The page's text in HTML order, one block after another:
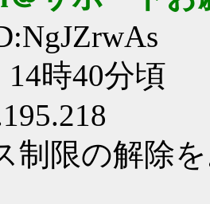
14時40分頃
制限の解除